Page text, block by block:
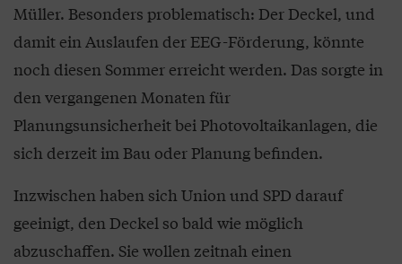
Müller. Besonders problematisch: Der Deckel, und
damit ein Auslaufen der EEG-Förderung, könnte
noch diesen Sommer erreicht werden. Das sorgte in
den vergangenen Monaten für
Planungsunsicherheit bei Photovoltaikanlagen, die
sich derzeit im Bau oder Planung befinden.
Inzwischen haben sich Union und SPD darauf
geeinigt, den Deckel so bald wie möglich
abzuschaffen. Sie wollen zeitnah einen